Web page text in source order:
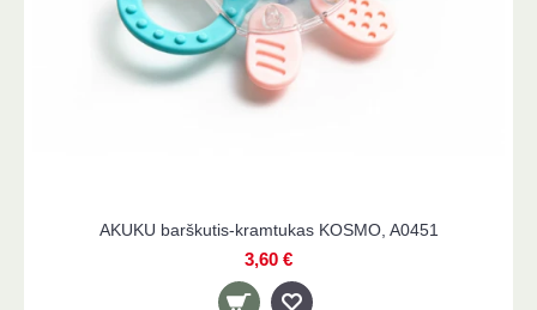
AKUKU barškutis-kramtukas KOSMO, A0451
3,60 €